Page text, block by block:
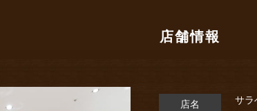
店舗情報
店名 サラ